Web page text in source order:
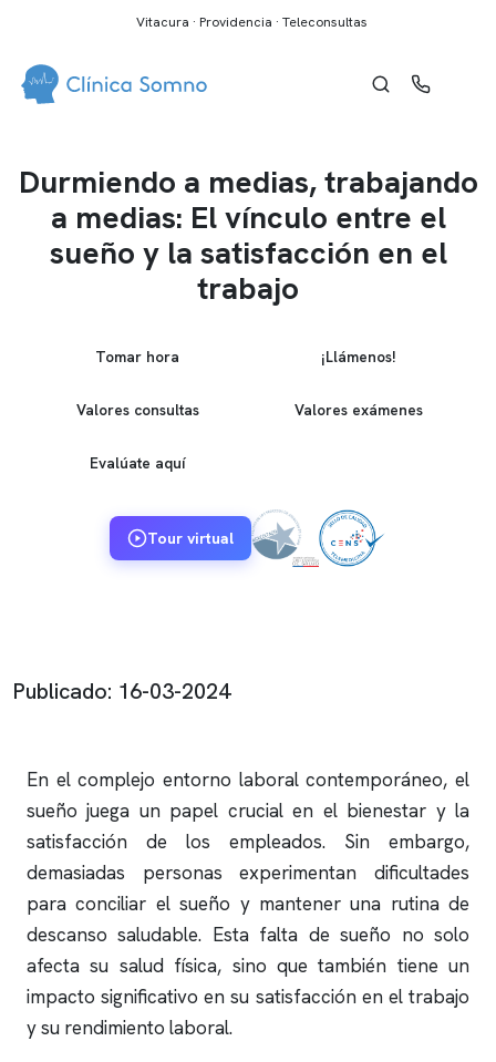
Vitacura · Providencia · Teleconsultas
Durmiendo a medias, trabajando
a medias: El vínculo entre el
sueño y la satisfacción en el
trabajo
Tomar hora ¡Llámenos!
Valores consultas Valores exámenes
Evalúate aquí
Tour virtual
Publicado: 16-03-2024
En el complejo entorno laboral contemporáneo, el
sueño juega un papel crucial en el bienestar y la
satisfacción de los empleados. Sin embargo,
demasiadas personas experimentan dificultades
para conciliar el sueño y mantener una rutina de
descanso saludable. Esta falta de sueño no solo
afecta su salud física, sino que también tiene un
impacto significativo en su satisfacción en el trabajo
y su rendimiento laboral.